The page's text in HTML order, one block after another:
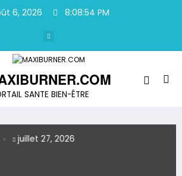
6, 2026 8:08:55 PM
SANTE BIEN-ÊTRE
juillet 27, 2026